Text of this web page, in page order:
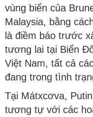
vùng biển của
Malaysia, bằng
là điềm báo trước
tương lai tại Biển
Việt Nam, tất cả
đang trong tình
Tại Mátxcơva,
tương tự với các